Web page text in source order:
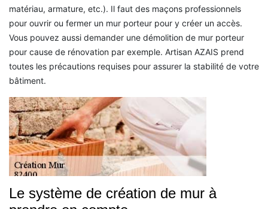
matériau, armature, etc.). Il faut des maçons professionnels
pour ouvrir ou fermer un mur porteur pour y créer un accès.
Vous pouvez aussi demander une démolition de mur porteur
pour cause de rénovation par exemple. Artisan AZAIS prend
toutes les précautions requises pour assurer la stabilité de votre
bâtiment.
Le système de création de mur à